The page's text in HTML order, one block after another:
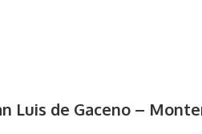
Luis de Gaceno –